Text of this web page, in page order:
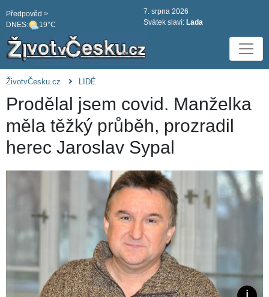
DNES: 19°C
Předpověd >
7. srpna 2026
Svátek slaví: Lada
ŽivotvČesku.cz LIDÉ
Prodělal jsem covid. Manželka
měla těžký průběh, prozradil
herec Jaroslav Sypal